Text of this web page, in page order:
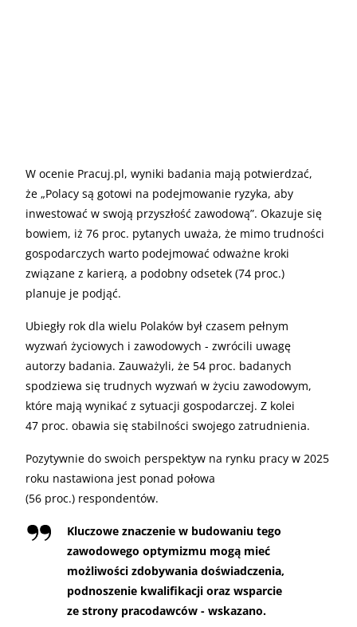
W ocenie Pracuj.pl, wyniki badania mają potwierdzać,
że „Polacy są gotowi na podejmowanie ryzyka, aby
inwestować w swoją przyszłość zawodową”. Okazuje się
bowiem, iż 76 proc. pytanych uważa, że mimo trudności
gospodarczych warto podejmować odważne kroki
związane z karierą, a podobny odsetek (74 proc.)
planuje je podjąć.
Ubiegły rok dla wielu Polaków był czasem pełnym
wyzwań życiowych i zawodowych - zwrócili uwagę
autorzy badania. Zauważyli, że 54 proc. badanych
spodziewa się trudnych wyzwań w życiu zawodowym,
które mają wynikać z sytuacji gospodarczej. Z kolei
47 proc. obawia się stabilności swojego zatrudnienia.
Pozytywnie do swoich perspektyw na rynku pracy w 2025
roku nastawiona jest ponad połowa
(56 proc.) respondentów.
Kluczowe znaczenie w budowaniu tego
zawodowego optymizmu mogą mieć
możliwości zdobywania doświadczenia,
podnoszenie kwalifikacji oraz wsparcie
ze strony pracodawców - wskazano.